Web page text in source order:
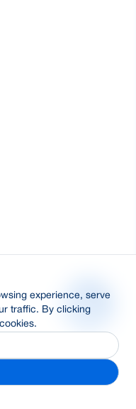
experience, serve
traffic. By clicking